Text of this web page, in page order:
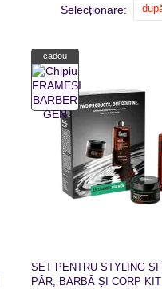
Selecționare:
cadou
SET PENTRU STYLING ȘI
PĂR, BARBĂ ȘI CORP